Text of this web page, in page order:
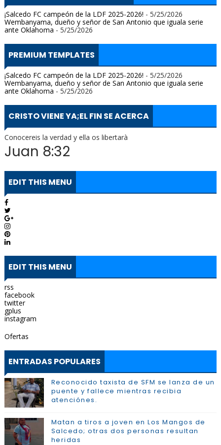
¡Salcedo FC campeón de la LDF 2025-2026! - 5/25/2026
Wembanyama, dueño y señor de San Antonio que iguala serie
ante Oklahoma - 5/25/2026
PREMIUM TEMPLATES
¡Salcedo FC campeón de la LDF 2025-2026! - 5/25/2026
Wembanyama, dueño y señor de San Antonio que iguala serie
ante Oklahoma - 5/25/2026
CRISTO VIENE YA;EL FIN SE ACERCA
Conocereis la verdad y ella os libertarà
Juan 8:32
EDIT THIS MENU
EDIT THIS MENU
rss
facebook
twitter
gplus
instagram
Ofertas
ENTRADAS POPULARES
Reconocido taxista de SFM se lanza de un
puente y fallece mientras recibia
atenciónes.
Matan a tiros a joven en Los Mangos de
Salcedo; otras dos personas resultan
heridas